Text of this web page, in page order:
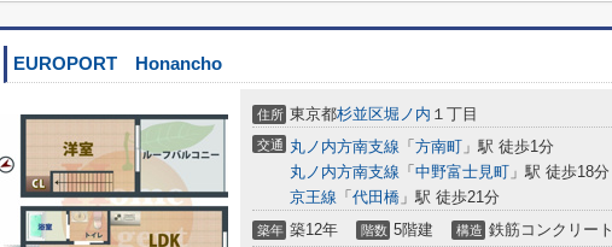
EUROPORT Honancho
住所 東京都杉並区堀ノ内 １丁目
交通 丸ノ内方南支線 「 方南町 」駅 徒歩1分
丸ノ内方南支線 「 中野富士見町 」駅 徒歩18分
京王線 「 代田橋 」駅 徒歩21分
築年 築12年 階数 5階建 構造 鉄筋コンクリート